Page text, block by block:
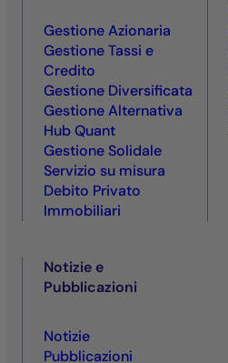
Gestione Azionaria
Gestione Tassi e
Credito
Gestione Diversificata
Gestione Alternativa
Hub Quant
Gestione Solidale
Servizio su misura
Debito Privato
Immobiliari
Notizie e
Pubblicazioni
Notizie
Pubblicazioni